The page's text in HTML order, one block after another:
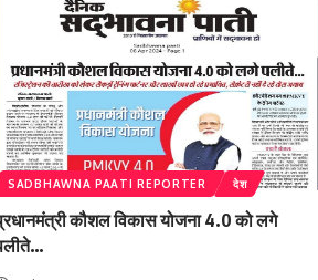
SADBHAWNA PAATI REPORTER देश
कौशल विकास योजना 4.0 को लगे